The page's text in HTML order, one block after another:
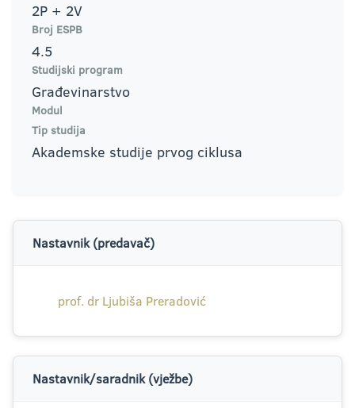
2P + 2V
Broj ESPB
4.5
Studijski program
Građevinarstvo
Modul
Tip studija
Akademske studije prvog ciklusa
Nastavnik (predavač)
prof. dr Ljubiša Preradović
Nastavnik/saradnik (vježbe)